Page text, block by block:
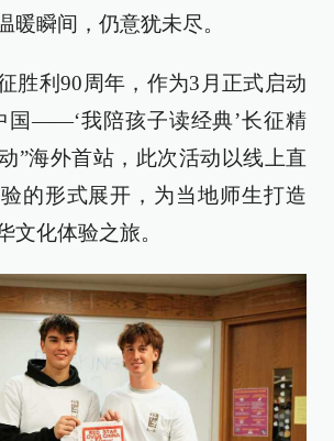
暖瞬间，仍意犹未尽。
胜利90周年，作为3月正式启动
国——‘我陪孩子读经典’长征精
”海外首站，此次活动以线上直
的形式展开，为当地师生打造
文化体验之旅。